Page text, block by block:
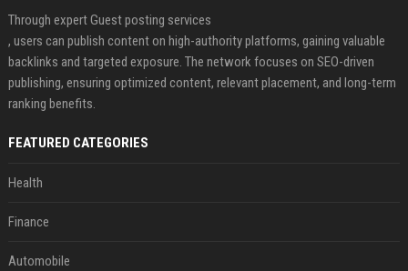
Through expert Guest posting services
, users can publish content on high-authority platforms, gaining valuable
backlinks and targeted exposure. The network focuses on SEO-driven
publishing, ensuring optimized content, relevant placement, and long-term
ranking benefits.
FEATURED CATEGORIES
Health
Finance
Automobile